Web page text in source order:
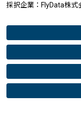
採択企業 FlyData株